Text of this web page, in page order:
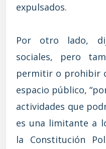
expulsados.
Por otro lado,
sociales, pero
permitir o prohibir
espacio público,
actividades que
es una limitante a
la Constitución